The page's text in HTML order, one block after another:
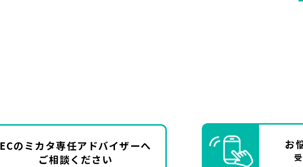
ECのミカタ専任アドバイザーへ
ご相談ください
お